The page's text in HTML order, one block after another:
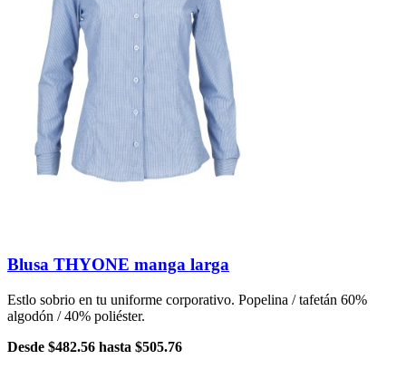
Blusa THYONE manga larga
Estlo sobrio en tu uniforme corporativo. Popelina / tafetán 60%
algodón / 40% poliéster.
Desde $482.56 hasta $505.76